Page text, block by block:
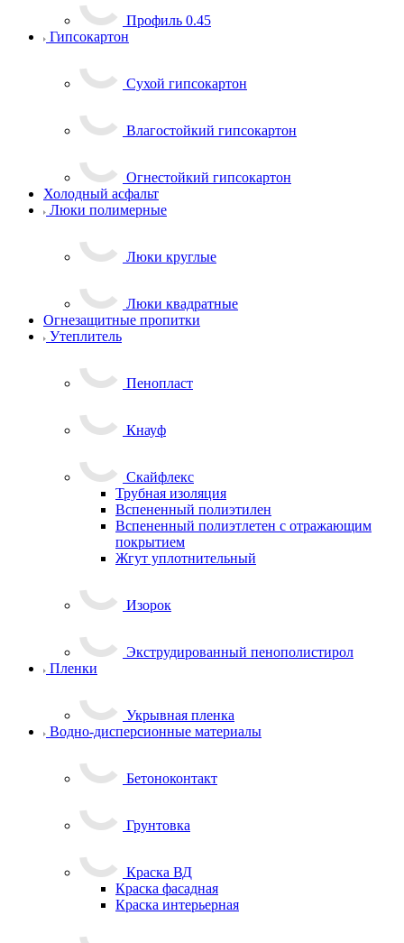
Профиль 0.45
Гипсокартон
Сухой гипсокартон
Влагостойкий гипсокартон
Огнестойкий гипсокартон
Холодный асфальт
Люки полимерные
Люки круглые
Люки квадратные
Огнезащитные пропитки
Утеплитель
Пенопласт
Кнауф
Скайфлекс
Трубная изоляция
Вспененный полиэтилен
Вспененный полиэтлетен с отражающим
покрытием
Жгут уплотнительный
Изорок
Экструдированный пенополистирол
Пленки
Укрывная пленка
Водно-дисперсионные материалы
Бетоноконтакт
Грунтовка
Краска ВД
Краска фасадная
Краска интерьерная